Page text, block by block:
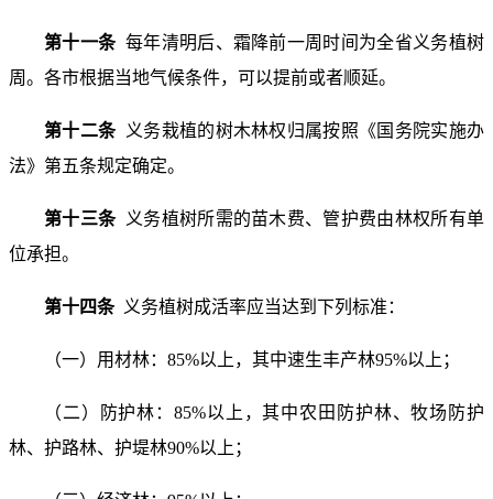
第十一条 每年清明后、霜降前一周时间为全省义务植树
周。各市根据当地气候条件，可以提前或者顺延。
第十二条 义务栽植的树木林权归属按照《国务院实施办
法》第五条规定确定。
第十三条 义务植树所需的苗木费、管护费由林权所有单
位承担。
第十四条 义务植树成活率应当达到下列标准：
（一）用材林：85%以上，其中速生丰产林95%以上；
（二）防护林：85%以上，其中农田防护林、牧场防护
林、护路林、护堤林90%以上；